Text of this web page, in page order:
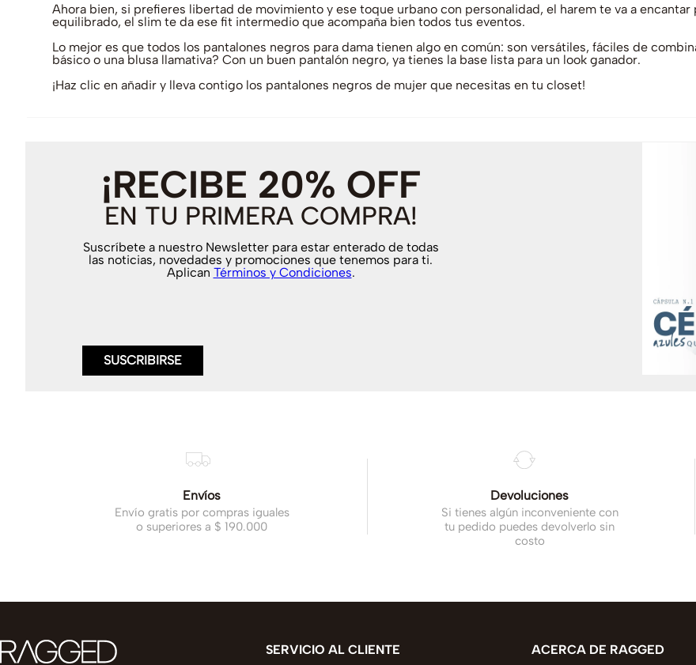
Ahora bien, si prefieres libertad de movimiento y ese toque urbano con personalidad, el harem te va a
equilibrado, el slim te da ese fit intermedio que acompaña bien todos tus eventos.
Lo mejor es que todos los pantalones negros para dama tienen algo en común: son versátiles, fáciles de
básico o una blusa llamativa? Con un buen pantalón negro, ya tienes la base lista para un look ganador.
¡Haz clic en añadir y lleva contigo los pantalones negros de mujer que necesitas en tu closet!
¡RECIBE 20% OFF
EN TU PRIMERA COMPRA!
Suscríbete a nuestro Newsletter para estar enterado de todas
las noticias, novedades y promociones que tenemos para ti.
Aplican Términos y Condiciones.
SUSCRIBIRSE
Envíos
Envío gratis por compras iguales
o superiores a $ 190.000
Devoluciones
Si tienes algún inconveniente con
tu pedido puedes devolverlo sin
costo
SERVICIO AL CLIENTE ACERCA DE RAGGED